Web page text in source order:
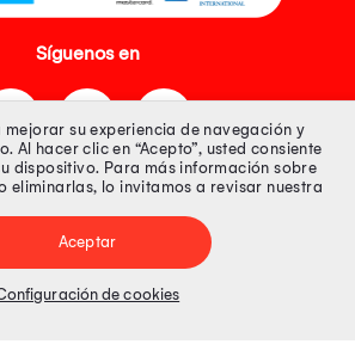
Síguenos en
100% Segura
R.U.C. Nº 20493020618. Todos los derechos
en www.oechsle.pe. Precios online publicados
mejorar su experiencia de navegación y
Al hacer clic en “Acepto”, usted consiente
dispositivo. Para más información sobre
eliminarlas, lo invitamos a revisar nuestra
Aceptar
de cookies